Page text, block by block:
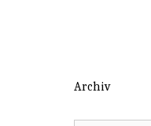
Archiv